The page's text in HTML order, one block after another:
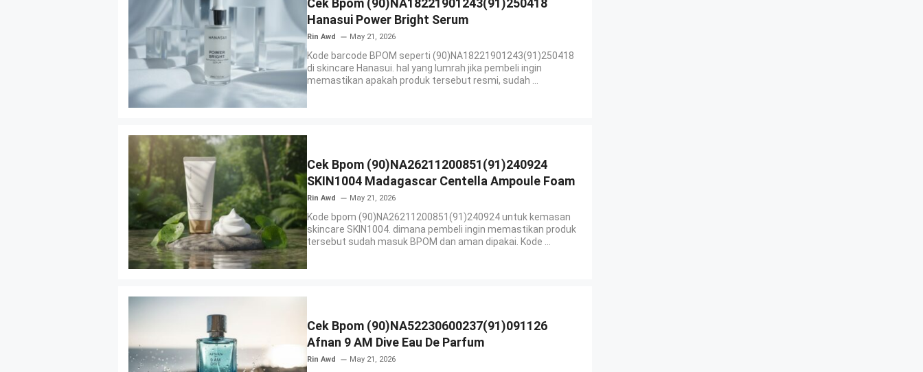
Cek Bpom (90)NA18221901243(91)250418
Hanasui Power Bright Serum
Rin Awd May 21, 2026
Kode barcode BPOM seperti (90)NA18221901243(91)250418
di skincare Hanasui. hal yang lumrah jika pembeli ingin
memastikan apakah produk tersebut resmi, sudah ...
Cek Bpom (90)NA26211200851(91)240924
SKIN1004 Madagascar Centella Ampoule Foam
Rin Awd May 21, 2026
Kode bpom (90)NA26211200851(91)240924 untuk kemasan
skincare SKIN1004. dimana pembeli ingin memastikan produk
tersebut sudah masuk BPOM dan aman dipakai. Kode ...
Cek Bpom (90)NA52230600237(91)091126
Afnan 9 AM Dive Eau De Parfum
Rin Awd May 21, 2026